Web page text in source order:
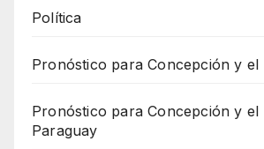
Política
Pronóstico para Concepción y el
Pronóstico para Concepción y el
Paraguay